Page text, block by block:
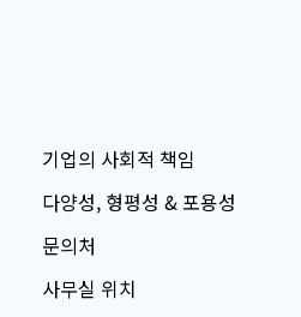
기업의 사회적 책임
다양성, 형평성 & 포용성
문의처
사무실 위치